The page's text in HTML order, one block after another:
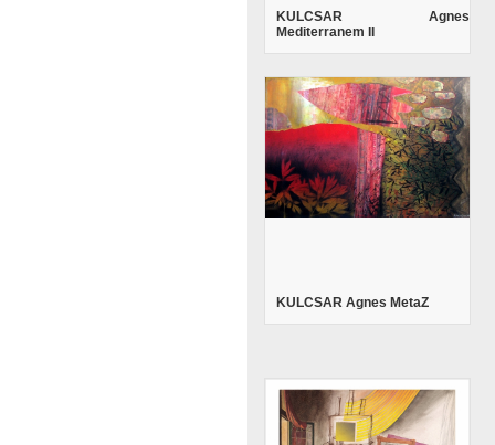
KULCSAR Agnes
Mediterranem II
KULCSAR Agnes MetaZ